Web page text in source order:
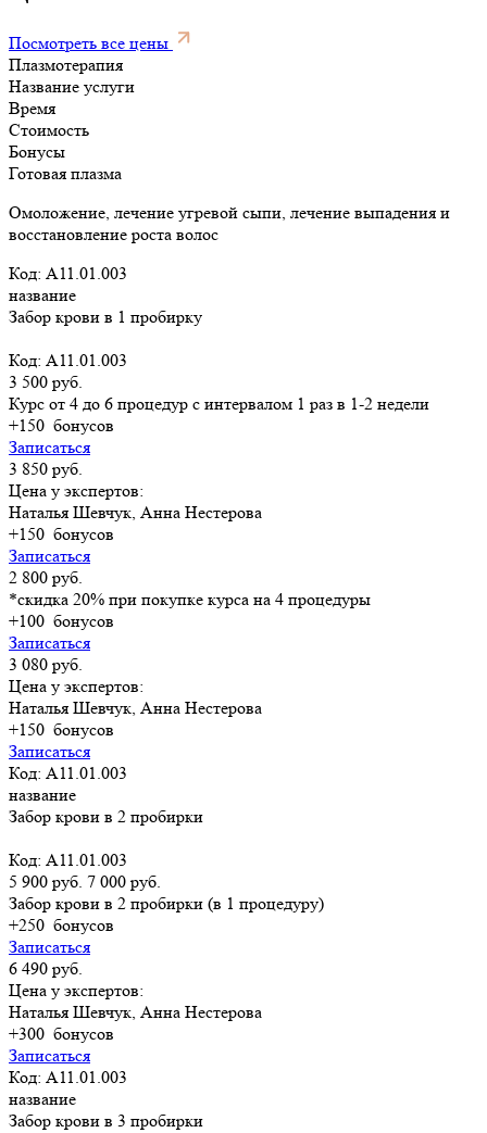
Посмотреть все цены
Плазмотерапия
Название услуги
Время
Стоимость
Бонусы
Готовая плазма
Омоложение, лечение угревой сыпи, лечение выпадения и
восстановление роста волос
Код: A11.01.003
название
Забор крови в 1 пробирку
Код: A11.01.003
3 500 руб.
Курс от 4 до 6 процедур с интервалом 1 раз в 1-2 недели
+150 бонусов
Записаться
3 850 руб.
Цена у экспертов:
Наталья Шевчук, Анна Нестерова
+150 бонусов
Записаться
2 800 руб.
*скидка 20% при покупке курса на 4 процедуры
+100 бонусов
Записаться
3 080 руб.
Цена у экспертов:
Наталья Шевчук, Анна Нестерова
+150 бонусов
Записаться
Код: A11.01.003
название
Забор крови в 2 пробирки
Код: A11.01.003
5 900 руб. 7 000 руб.
Забор крови в 2 пробирки (в 1 процедуру)
+250 бонусов
Записаться
6 490 руб.
Цена у экспертов:
Наталья Шевчук, Анна Нестерова
+300 бонусов
Записаться
Код: A11.01.003
название
Забор крови в 3 пробирки